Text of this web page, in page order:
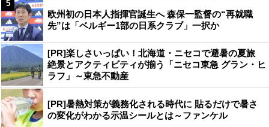
欧州初の日本人指揮官誕生へ 森保一監督の“再就職
先”は「ベルギー1部の日系クラブ」一択か
5
[PR]楽しさいっぱい！北海道・ニセコで避暑の夏旅
絶景とアクティビティが揃う「ニセコ東急 グラン・ヒ
ラフ」～東急不動産
[PR]暑熱対策が義務化される時代に 貼るだけで暑さ
の変化がわかる示温シールとは～ファンケル